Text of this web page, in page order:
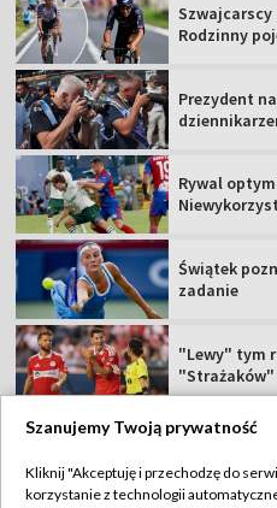
Szwajcarscy
Rodzinny
Prezydent
Rywal
Świątek
zadanie
"Lewy" tym
"Strażaków"
Szanujemy Twoją prywatność
Kliknij "Akceptuję i przechodzę do
korzystanie z technologii